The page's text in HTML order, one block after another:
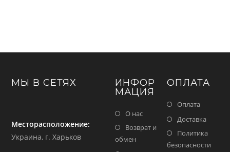
МЫ В СЕТЯХ
Месторасположение:
Украина, г. Харьков
ИНФОР
МАЦИЯ
О нас
Возврат и
обмен
ОПЛАТА
Оплата
Доставка
Политика
безопасности